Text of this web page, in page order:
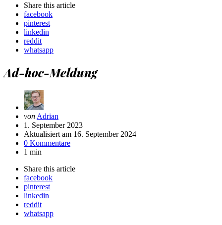
Share this article
facebook
pinterest
linkedin
reddit
whatsapp
Ad-hoc-Meldung
Geschrieben
von
von Adrian
1. September 2023
Aktualisiert am 16. September 2024
0 Kommentare
1 min
Share this article
facebook
pinterest
linkedin
reddit
whatsapp